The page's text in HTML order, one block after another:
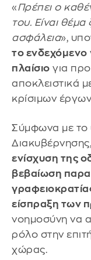
«Πρέπει ο
του. Είναι
ασφάλεια»,
το ενδεχόμενο
πλαίσιο για
αποκλειστικά
κρίσιμων
Σύμφωνα με το
ενίσχυση της
βεβαίωση
είσπραξη των
νοημοσύνη να
ρόλο στην
χώρας.